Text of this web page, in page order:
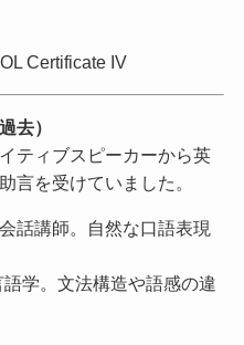
Certificate IV
去）
ティブスピーカーから英
言を受けていました。
話講師。自然な口語表現
学。文法構造や語感の違